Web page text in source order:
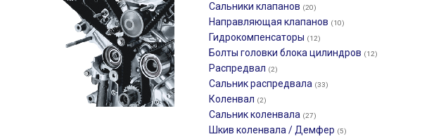
Сальники клапанов (20)
Направляющая клапанов (10)
Гидрокомпенсаторы (12)
Болты головки блока цилиндров (12)
Распредвал (2)
Сальник распредвала (33)
Коленвал (2)
Сальник коленвала (27)
Шкив коленвала / Демфер (5)